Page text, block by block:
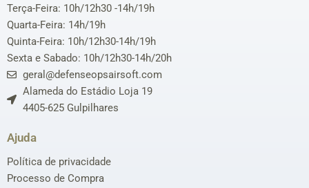
Terça-Feira: 10h/12h30 -14h/19h
Quarta-Feira: 14h/19h
Quinta-Feira: 10h/12h30-14h/19h
Sexta e Sabado: 10h/12h30-14h/20h
geral@defenseopsairsoft.com
Alameda do Estádio Loja 19
4405-625 Gulpilhares
Ajuda
Política de privacidade
Processo de Compra